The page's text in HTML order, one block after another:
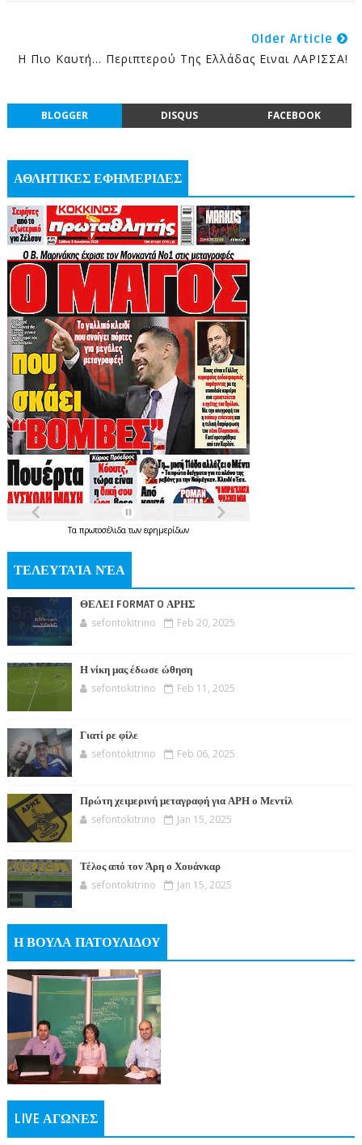
Older Article
Η Πιο Καυτή… Περιπτερού Της Ελλάδας Eιναι ΛΑΡΙΣΣΑ!
BLOGGER DISQUS FACEBOOK
ΑΘΛΗΤΙΚΕΣ ΕΦΗΜΕΡΙΔΕΣ
Τα πρωτοσέλιδατων εφημερίδων
ΤΕΛΕΥΤΑΊΑ ΝΈΑ
ΘΕΛΕΙ FORMAT O ΑΡΗΣ
sefontokitrino Feb 20, 2025
Η νίκη μας έδωσε ώθηση
sefontokitrino Feb 11, 2025
Γιατί ρε φίλε
sefontokitrino Feb 06, 2025
Πρώτη χειμερινή μεταγραφή για ΑΡΗ ο Μεντίλ
sefontokitrino Jan 15, 2025
Τέλος από τον Άρη ο Χουάνκαρ
sefontokitrino Jan 15, 2025
Η ΒΟΥΛΑ ΠΑΤΟΥΛΙΔΟΥ
LIVE ΑΓΩΝΕΣ